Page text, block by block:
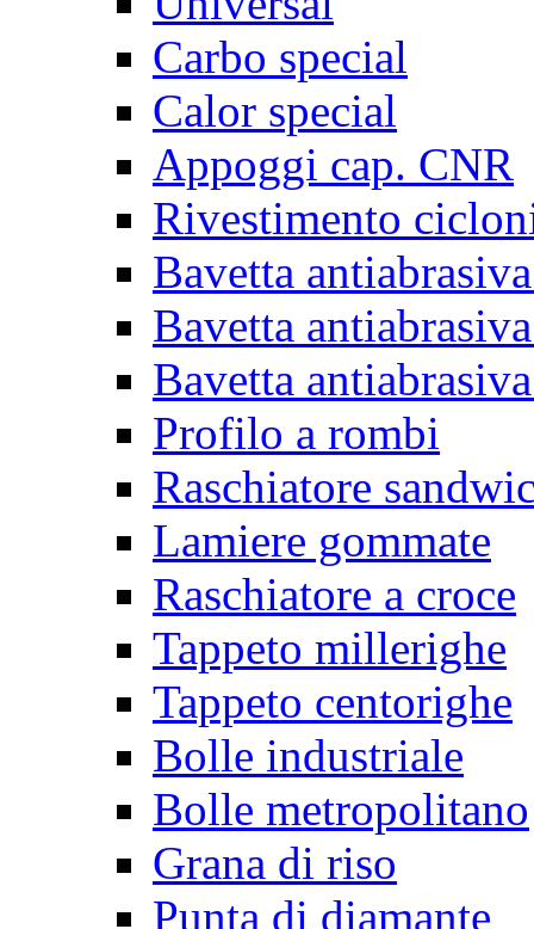
Carbo special
Calor special
Appoggi cap. CNR
Rivestimento
Bavetta
Bavetta
Bavetta
Profilo a rombi
Raschiatore
Lamiere gommate
Raschiatore a croce
Tappeto millerighe
Tappeto centorighe
Bolle industriale
Bolle metropolitano
Grana di riso
Punta di diamante